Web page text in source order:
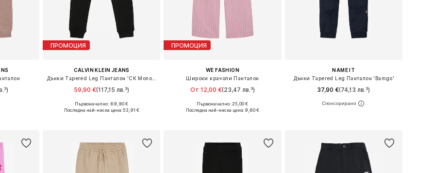
ПРОМОЦИЯ
CALVIN KLEIN JEANS
59,90 €(117,15 лв.³)
Предлага се в много размери
Първоначално: 69,90 €
Последна най-ниска цена:53,91 €
ПРОМОЦИЯ
WE FASHION
Широки крачоли Панталон
От 12,00 €(23,47 лв.³)
Предлага се в много размери
Първоначално: 25,00 €
Последна най-ниска цена:9,60 €
NAME IT
Дънки Tapered Leg Панталон 'Bamgo'
37,90 €(74,13 лв.³)
+ 5
Предлага се в много размери